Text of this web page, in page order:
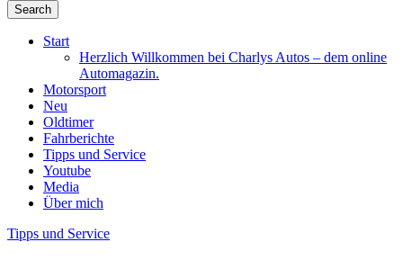
Search
Start
Herzlich Willkommen bei Charlys Autos – dem online
Automagazin.
Motorsport
Neu
Oldtimer
Fahrberichte
Tipps und Service
Youtube
Media
Über mich
Tipps und Service